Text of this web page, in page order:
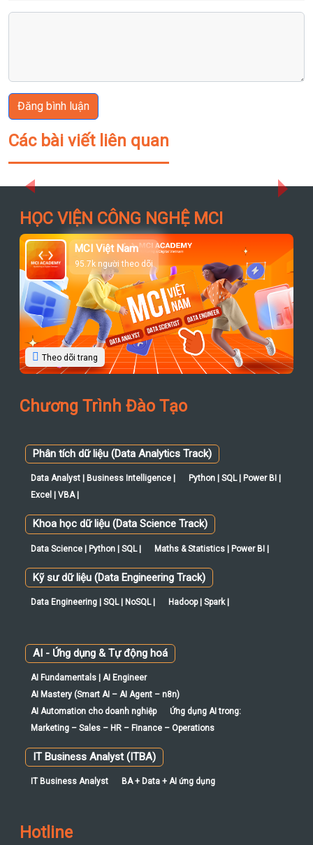
Đăng bình luận
Các bài viết liên quan
Previous
HỌC VIỆN CÔNG NGHỆ MCI
MCI Việt Nam
95.7k người theo dõi
Theo dõi trang
Chương Trình Đào Tạo
Phân tích dữ liệu (Data Analytics Track)
Data Analyst | Business Intelligence |
Python | SQL | Power BI |
Excel | VBA |
Khoa học dữ liệu (Data Science Track)
Data Science | Python | SQL | Maths & Statistics | Power BI |
Kỹ sư dữ liệu (Data Engineering Track)
Data Engineering | SQL | NoSQL | Hadoop | Spark |
AI - Ứng dụng & Tự động hoá
AI Fundamentals | AI Engineer
AI Mastery (Smart AI – AI Agent – n8n)
AI Automation cho doanh nghiệp
Ứng dụng AI trong:
Marketing – Sales – HR – Finance – Operations
IT Business Analyst (ITBA)
IT Business Analyst BA + Data + AI ứng dụng
Hotline